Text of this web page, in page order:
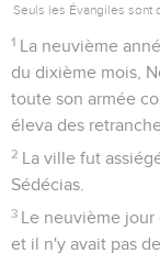
Seuls les Évangiles sont
1 La neuvième
du dixième mois,
toute son armée
éleva des
2 La ville fut
Sédécias.
3 Le neuvième jour
et il n'y avait pas